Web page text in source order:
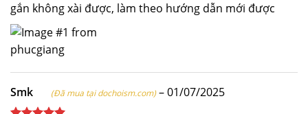
gắn không xài được, làm theo hướng dẫn mới được
Smk (Đã mua tại dochoism.com) –01/07/2025